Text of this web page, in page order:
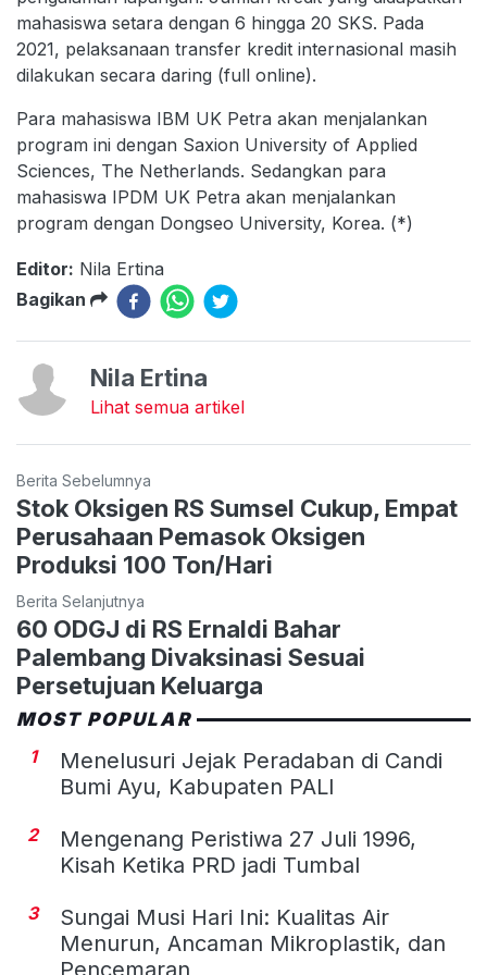
mahasiswa setara dengan 6 hingga 20 SKS. Pada
2021, pelaksanaan transfer kredit internasional masih
dilakukan secara daring (full online).
Para mahasiswa IBM UK Petra akan menjalankan
program ini dengan Saxion University of Applied
Sciences, The Netherlands. Sedangkan para
mahasiswa IPDM UK Petra akan menjalankan
program dengan Dongseo University, Korea. (*)
Editor: Nila Ertina
Bagikan
Nila Ertina
Lihat semua artikel
Berita Sebelumnya
Stok Oksigen RS Sumsel Cukup, Empat
Perusahaan Pemasok Oksigen
Produksi 100 Ton/Hari
Berita Selanjutnya
60 ODGJ di RS Ernaldi Bahar
Palembang Divaksinasi Sesuai
Persetujuan Keluarga
MOST POPULAR
1
Menelusuri Jejak Peradaban di Candi
Bumi Ayu, Kabupaten PALI
2
Mengenang Peristiwa 27 Juli 1996,
Kisah Ketika PRD jadi Tumbal
3
Sungai Musi Hari Ini: Kualitas Air
Menurun, Ancaman Mikroplastik, dan
Pencemaran